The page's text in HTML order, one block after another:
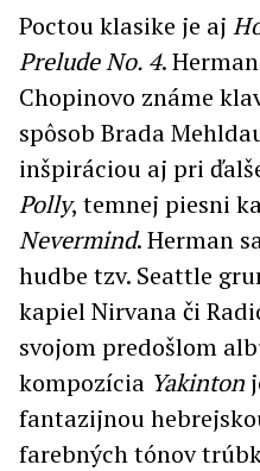
Poctou klasike je aj
Prelude No. 4.
Chopinovo známe
spôsob Brada
inšpiráciou aj pri
Polly, temnej piesni
Nevermind. Herman
hudbe tzv. Seattle
kapiel Nirvana či
svojom predošlom
kompozícia Yakinton
fantazijnou
farebných tónov